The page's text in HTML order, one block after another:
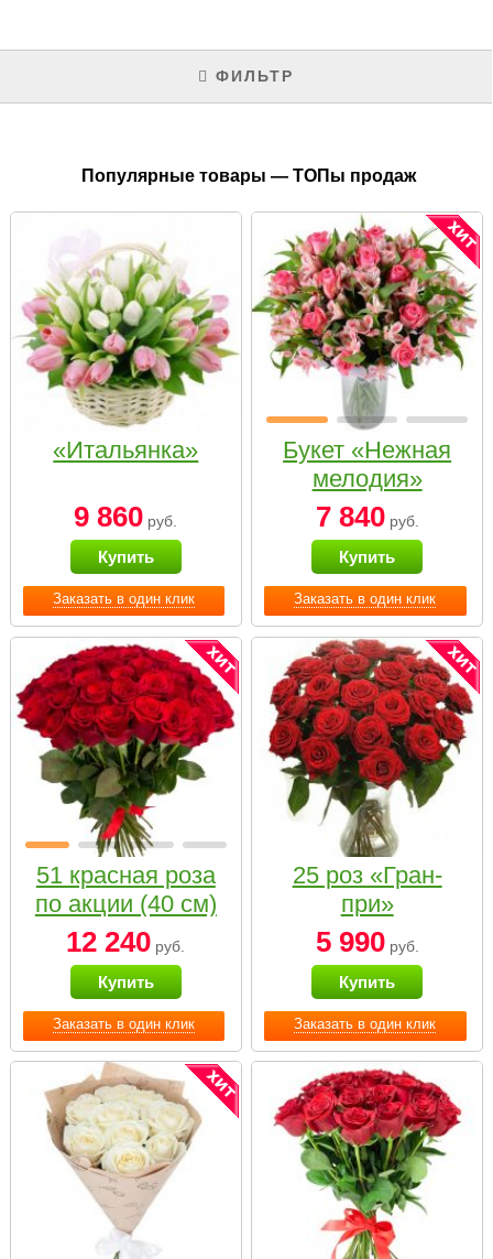
ФИЛЬТР
Популярные товары — ТОПы продаж
Заказать в один клик
«Итальянка»
9 860 руб.
Купить
Заказать в один клик
Букет «Нежная
мелодия»
7 840руб.
Купить
Заказать в один клик
51 красная роза
по акции (40 см)
12 240 руб.
Купить
Заказать в один клик
25 роз «Гран-
при»
5 990руб.
Купить